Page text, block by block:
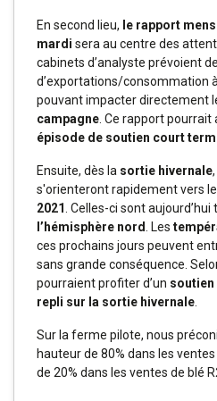
En second lieu, le rapport
mardi sera au centre des
cabinets d’analyste prévoient
d’exportations/consommation
pouvant impacter directement
campagne . Ce rapport
épisode de soutien court
Ensuite, dès la sortie hivernale
s'orienteront rapidement vers
2021 . Celles-ci sont aujourd’hui
l’hémisphère nord
. Les
ces prochains jours peuvent
sans grande conséquence.
pourraient profiter d’un
repli sur la sortie hivernale
Sur la ferme pilote, nous
hauteur de 80% dans les
de 20% dans les ventes de blé